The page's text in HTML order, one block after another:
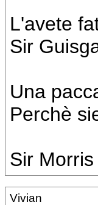
L'avete
Sir
Una
Perchè
Sir Morris
Vivian